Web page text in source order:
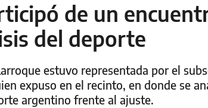
de un
del deporte
estuvo representada por el
expuso en el recinto, en donde se
argentino frente al ajuste.